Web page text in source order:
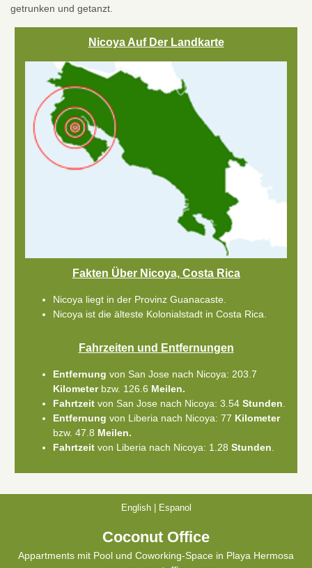
getrunken und getanzt.
Nicoya Auf Der Landkarte
Fakten Über Nicoya, Costa Rica
Nicoya liegt in der Provinz Guanacaste.
Nicoya ist die älteste Kolonialstadt in Costa Rica.
Fahrzeiten und Entfernungen
Entfernung von San Jose nach Nicoya: 203.7
Kilometerbzw. 126.6 Meilen.
Fahrtzeit von San Jose nach Nicoya: 3.54 Stunden
Entfernung von Liberia nach Nicoya: 77 Kilometer
bzw. 47.8 Meilen.
Fahrtzeit von Liberia nach Nicoya: 1.28 Stunden
English| Espanol
Coconut Office
Appartments mit Pool und Coworking-Space in Playa Hermosa